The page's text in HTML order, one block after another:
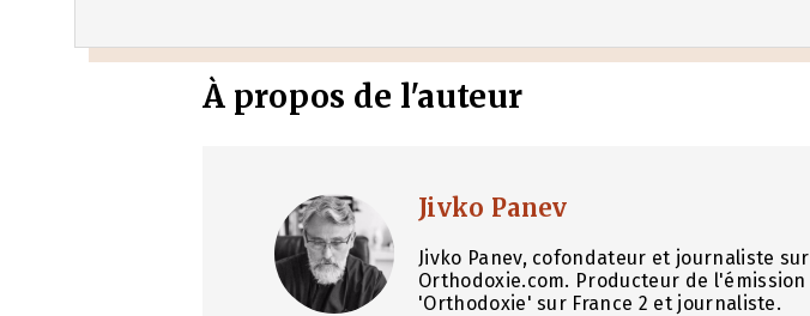
À propos de l'auteur
Jivko Panev
Jivko Panev, cofondateur et journaliste sur
Orthodoxie.com. Producteur de l'émission
'Orthodoxie' sur France 2 et journaliste.